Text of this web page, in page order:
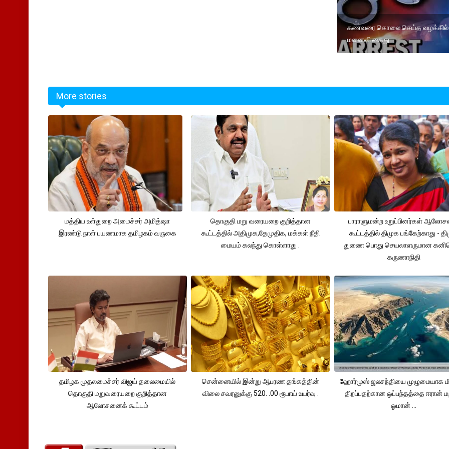
கணவரை கொலை செய்த வழக்கில்
மனைவி கைது
More stories
மத்திய உள்துறை அமைச்சர் அமித்ஷா
இரண்டு நாள் பயணமாக தமிழகம் வருகை
தொகுதி மறு வரையறை குறித்தான
கூட்டத்தில் அதிமுக,தேமுதிக, மக்கள் நீதி
மையம் கலந்து கொள்ளாது .
பாராளுமன்ற உறுப்பினர்கள்
கூட்டத்தில் திமுக பங்கேற்காது -
துணை பொது செயலாளருமான
கருணாநிதி
தமிழக முதலமைச்சர் விஜய் தலைமையில்
தொகுதி மறுவரையறை குறித்தான
ஆலோசனைக் கூட்டம்
சென்னையில் இன்று ஆபரண தங்கத்தின்
விலை சவரனுக்கு 520. .00 ரூபாய் உயர்வு .
ஹோர்முஸ் ஜலசந்தியை முழுமையாக
திறப்பதற்கான ஒப்பந்தத்தை ஈரான்
ஓமான் ...